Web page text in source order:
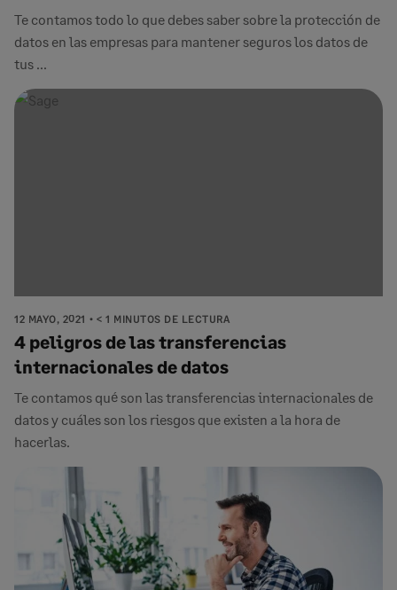
Te contamos todo lo que debes saber sobre la protección de
datos en las empresas para mantener seguros los datos de
tus ...
12 MAYO, 2021 < 1 MINUTOS DE LECTURA
4 peligros de las transferencias
internacionales de datos
Te contamos qué son las transferencias internacionales de
datos y cuáles son los riesgos que existen a la hora de
hacerlas.